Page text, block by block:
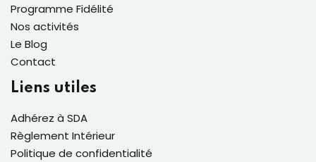
Programme Fidélité
Nos activités
Le Blog
Contact
Liens utiles
Adhérez à SDA
Règlement Intérieur
Politique de confidentialité